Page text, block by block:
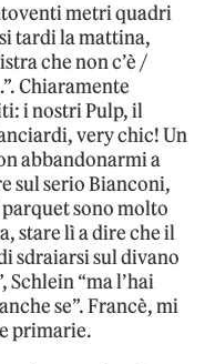
metri quadri
tardi la mattina,
che non c’è /
Chiaramente
i nostri Pulp, il
very chic! Un
abbandonarmi a
sul serio Bianconi,
sono molto
stare lì a dire che il
sdraiarsi sul divano
Schlein “ma l’hai
se”. Francè, mi
primarie.